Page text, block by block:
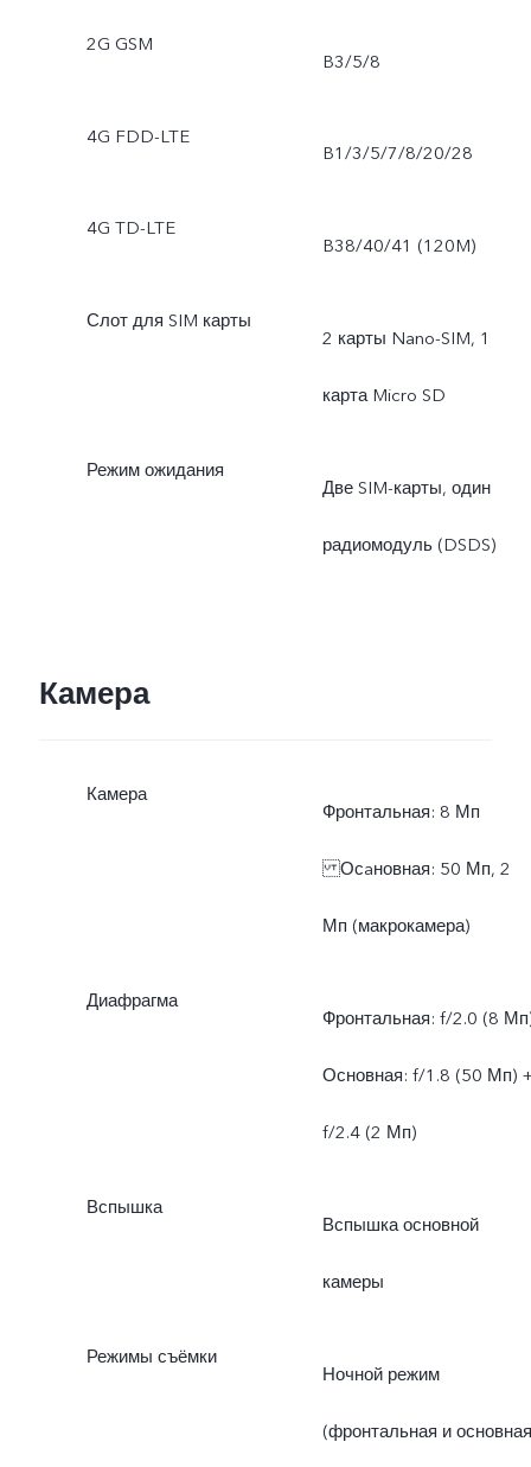
2G GSM
B3/5/8
4G FDD-LTE
B1/3/5/7/8/20/28
4G TD-LTE
B38/40/41 (120M)
Слот для SIM карты
2 карты Nano-SIM, 1
карта Micro SD
Режим ожидания
Две SIM-карты, один
радиомодуль (DSDS)
Камера
Камера
Фронтальная: 8 Мп
Осaновная: 50 Мп, 2
Мп (макрокамера)
Диафрагма
Фронтальная: f/2.0 (8
Основная: f/1.8 (50 Мп)
f/2.4 (2 Мп)
Вспышка
Вспышка основной
камеры
Режимы съёмки
Ночной режим
(фронтальная и основная